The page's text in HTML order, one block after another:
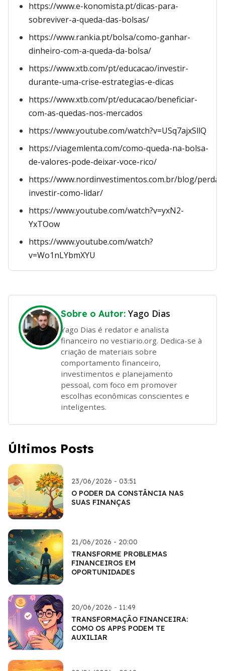
https://www.e-konomista.pt/dicas-para-
sobreviver-a-queda-das-bolsas/
https://www.rankia.pt/bolsa/como-ganhar-
dinheiro-com-a-queda-da-bolsa/
https://www.xtb.com/pt/educacao/investir-
durante-uma-crise-estrategias-e-dicas
https://www.xtb.com/pt/educacao/beneficiar-
com-as-quedas-nos-mercados
https://www.youtube.com/watch?v=USq7ajxSllQ
https://viagemlenta.com/como-queda-na-bolsa-
de-valores-pode-deixar-voce-rico/
https://www.nordinvestimentos.com.br/blog/
investir-como-lidar/
https://www.youtube.com/watch?v=yxN2-
YxTOow
https://www.youtube.com/watch?
v=Wo1nLYbmXYU
Sobre o Autor: Yago Dias
Yago Dias é redator e analista
financeiro no vestiario.org. Dedica-se à
criação de materiais sobre
comportamento financeiro,
investimentos e planejamento
pessoal, com foco em promover
escolhas econômicas conscientes e
inteligentes.
Últimos Posts
23/06/2026 - 03:51
O PODER DA CONSTÂNCIA NAS
SUAS FINANÇAS
21/06/2026 - 20:00
TRANSFORME PROBLEMAS
FINANCEIROS EM
OPORTUNIDADES
20/06/2026 - 11:49
TRANSFORMAÇÃO FINANCEIRA:
COMO OS APPS PODEM TE
AUXILIAR